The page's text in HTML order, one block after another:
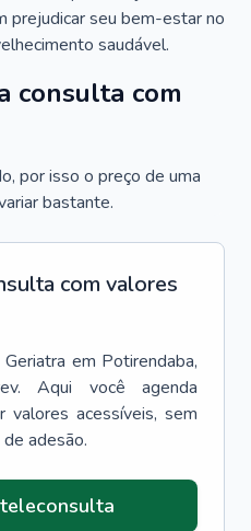
prejudicar seu bem-estar no
saudável.
consulta com
por isso o preço de uma
bastante.
com valores
Geriatra em Potirendaba,
Aqui você agenda
valores acessíveis, sem
adesão.